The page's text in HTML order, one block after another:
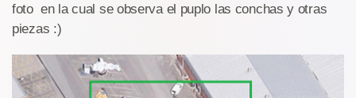
foto en la cual se observa el puplo las conchas y otras
piezas :)